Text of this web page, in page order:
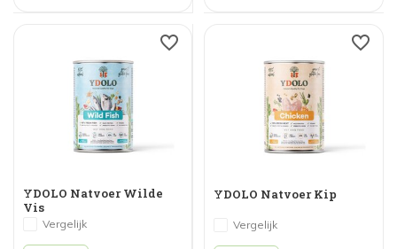
YDOLO Natvoer Wilde
Vis
Vergelijk
YDOLO Natvoer Kip
Vergelijk